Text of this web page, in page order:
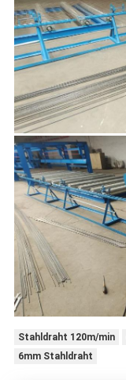
Stahldraht 120m/min
6mm Stahldraht